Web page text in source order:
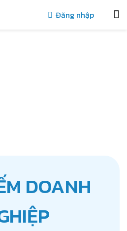
Đăng nhập
DOANH